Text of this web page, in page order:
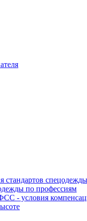
стандартов спецодежды
по профессиям
- условия